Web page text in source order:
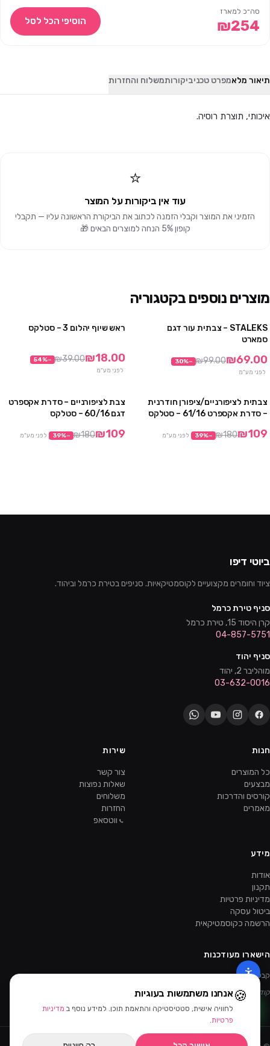
סה״כ למארז
₪254 הוסיפי הכל לסל
תיאור מלאמפרט טכניביקורותמשלוח והחזרות
איכותי, תוצרת רוסיה.
⭐
עוד אין ביקורות על המוצר
הזמיני את המוצר וקבלי הזמנה לכתוב את הביקורת הראשונה עליו — תקבלי
קופון 5% הנחה למוצרים הבאים 🎁
מוצרים נוספים בקטגוריה
STALEKS – צבתית עור דגם
סמארט
₪69.00
₪99.00
−
30%
לפני מע"מ
ראש שיוף יהלום 3 – סטלקס
₪18.00
₪39.00
−
54%
לפני מע"מ
2 יח' ב₪149
צבתית לציפורניים/ציפורן חודרנית
– סדרת אקספרט 61/16 – סטלקס
₪109
₪180
−
39% לפני מע"מ
2 יח' ב₪149
צבת לציפורניים – סדרת אקספרט
דגם 60/16 – סטלקס
₪109
₪180
−
39% לפני מע"מ
ביוטי דיפו
ציוד וחומרים מקצועיים לקוסמטיקאיות. סניפים בטירת כרמל וביהוד.
סניף טירת כרמל
קרן היסוד 15, טירת כרמל
04-857-5751
סניף יהוד
מוהליבר 2, יהוד
03-632-0016
חנות
כל המוצרים
מבצעים
קורסים והדרכות
מאמרים
שירות
צור קשר
שאלות נפוצות
משלוחים
החזרות
ווטסאפ
מידע
אודות
תקנון
מדיניות פרטיות
ביטול עסקה
הרשמה כקוסמטיקאית
הישארו מעודכנות
קבלו מבצעים ומוצרים חדשים קודם.
קוד ההטמעה של הניוזלטר יתווסף מהאדמין.
🍪אנחנו משתמשות בעוגיות
לחוויה אישית, סטטיסטיקה והתאמת תוכן. למידע נוסף ב מדיניות
פרטיות.